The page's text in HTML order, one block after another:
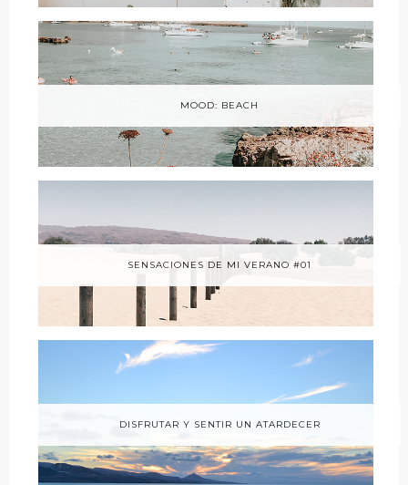
MOOD: BEACH
SENSACIONES DE MI VERANO #01
DISFRUTAR Y SENTIR UN ATARDECER